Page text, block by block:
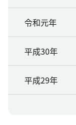
令和元年
平成30年
平成29年